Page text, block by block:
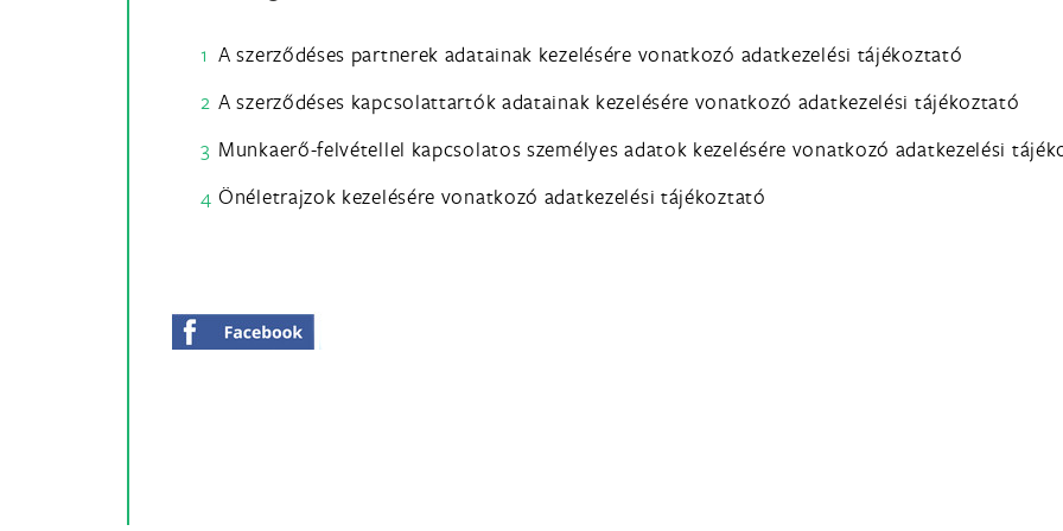
A szerződéses partnerek adatainak kezelésére vonatkozó adatkezelési tájékoztató
A szerződéses kapcsolattartók adatainak kezelésére vonatkozó adatkezelési tájékoztató
Munkaerő-felvétellel kapcsolatos személyes adatok kezelésére vonatkozó adatkezelési
Önéletrajzok kezelésére vonatkozó adatkezelési tájékoztató